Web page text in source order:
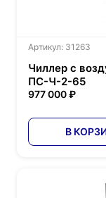
Артикул: 31263
Чиллер с
ПС-Ч-2-65
977 000 ₽
В